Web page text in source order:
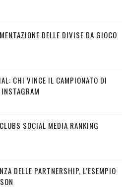
DELLE DIVISE DA GIOCO
CHI VINCE IL CAMPIONATO DI
SOCIAL MEDIA RANKING
DELLE PARTNERSHIP, L’ESEMPIO